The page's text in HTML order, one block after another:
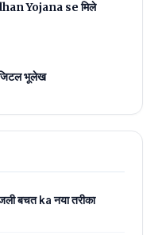
Yojana se मिले
भूलेख
बचत ka नया तरीका